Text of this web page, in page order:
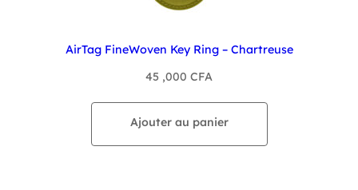
AirTag FineWoven Key Ring – Chartreuse
45 ,000 CFA
Ajouter au panier